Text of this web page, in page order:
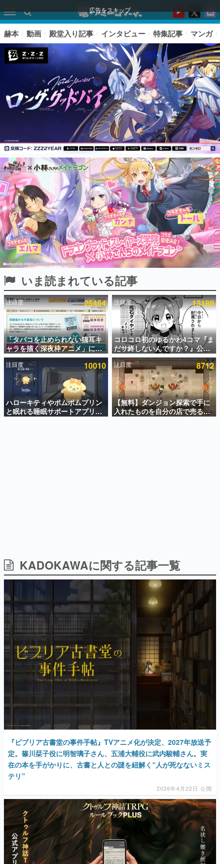
広告をスキップ
ピックアップ
電ファミのいま読まれている記事ランキング
アプリセール情報
インタビュー
連載・特集一覧
殿堂入り記事
SNS拡散数が数千以上！ ページビュー数万以上！ などな
ど。多くの人々に読まれた、電ファミ渾身の“殿堂入り”記
事をまとめました。
ゲームの企画書
名作ゲームクリエイターの方々に製作時のエピソードをお
聞きし、ヒットする企画（ゲーム）とは何か？を探ってい
きます。
赫本
この物語を解いてはいけない。『赫本』は、〈試験問題〉
の形をした短編ホラー小説集です。
新世代に訊く
これからのデジタルゲーム市場を担う若きクリエイター達
の姿を追い、彼らのルーツと情熱を探っていきます。
ゲーム開発者・hamatsu氏がゲームの魅力を画面や操作の
具体的な形から解き明かしていく、硬派で骨太な評論連載
です。
ゲームが変えた日本語
「経験値」「裏技」「ラスボス」… ゲームにまつわる言葉
の起源や用法の変遷を、コンピューター文化史研究家・タ
イニーP氏が徹底調査。
カテゴリ
特集記事
その他
電ファミニコゲーマーとは？
運営：株式会社マレ
赫本 動画 殿堂入り記事 インタビュー 特集記事 マンガ
いま読まれている記事
注目度 25454
「タバコを止められない猫耳キ
ャラを描く深夜枠アニメ」に視
聴者の一部から批判意見。違法
薬物の使用と思わしき描写も含
めて、BPOが議論を交わす
注目度 13189
コロコロ初のゆるかわ4コマ『ま
だサ終しないんですか？』公開
スタート。主人公は新入社員の
侘石ダイヤ、ゲーム会社を舞台
にトラブルへ対応する社員たち
を描く
注目度 10010
ハローキティやポムポムプリン
と眠れる睡眠サポートアプリ
『ゆめたび』が配信中。キャラ
注目度 8712
【無料】ダンジョン探索で手に
入れたものを自分の店で売るゲ
ーム『Moonlighter』がSteam
KADOKAWAに関する記事一覧
『ビブリア古書堂の事件手帖』TVアニメ化が決定、2027年放送予
定。篠川栞子役に明智璃子さん、五浦大輔役に武内駿輔さん。実
在の本を手がかりに、古書と人との謎を紐解く“人が死なないミス
テリ”
2026年4月22日 公開